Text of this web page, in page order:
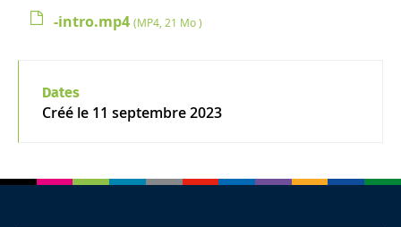
-intro.mp4 (MP4, 21 Mo )
Dates
Créé le 11 septembre 2023